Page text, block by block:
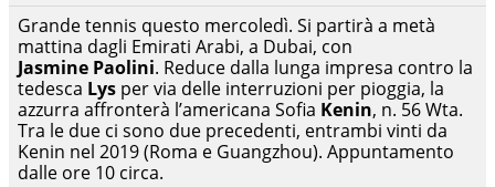
Grande tennis questo mercoledì. Si partirà a metà
mattina dagli Emirati Arabi, a Dubai, con
Jasmine Paolini. Reduce dalla lunga impresa contro la
tedesca Lys per via delle interruzioni per pioggia, la
azzurra affronterà l’americana Sofia Kenin, n. 56 Wta.
Tra le due ci sono due precedenti, entrambi vinti da
Kenin nel 2019 (Roma e Guangzhou). Appuntamento
dalle ore 10 circa.